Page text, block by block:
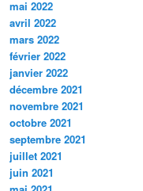
mai 2022
avril 2022
mars 2022
février 2022
janvier 2022
décembre 2021
novembre 2021
octobre 2021
septembre 2021
juillet 2021
juin 2021